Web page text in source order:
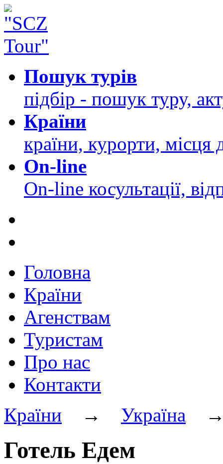
Пошук турів
підбір - пошук туру,
Країни
країни, курорти, місця
On-line
On-line косультації,
Головна
Країни
Агенствам
Туристам
Про нас
Контакти
Країни → Україна
Готель Едем